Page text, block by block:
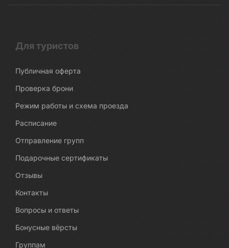
Для туристов
Публичная оферта
Проверка брони
Режим работы и схема проезда
Расписание
Отправление групп
Подарочные сертификаты
Отзывы
Контакты
Вопросы и ответы
Бонусные вёрсты
Группам